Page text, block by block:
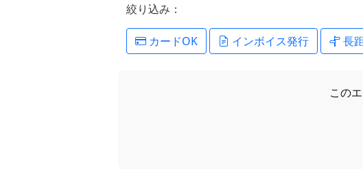
絞り込み：
カードOK インボイス発行 長
この